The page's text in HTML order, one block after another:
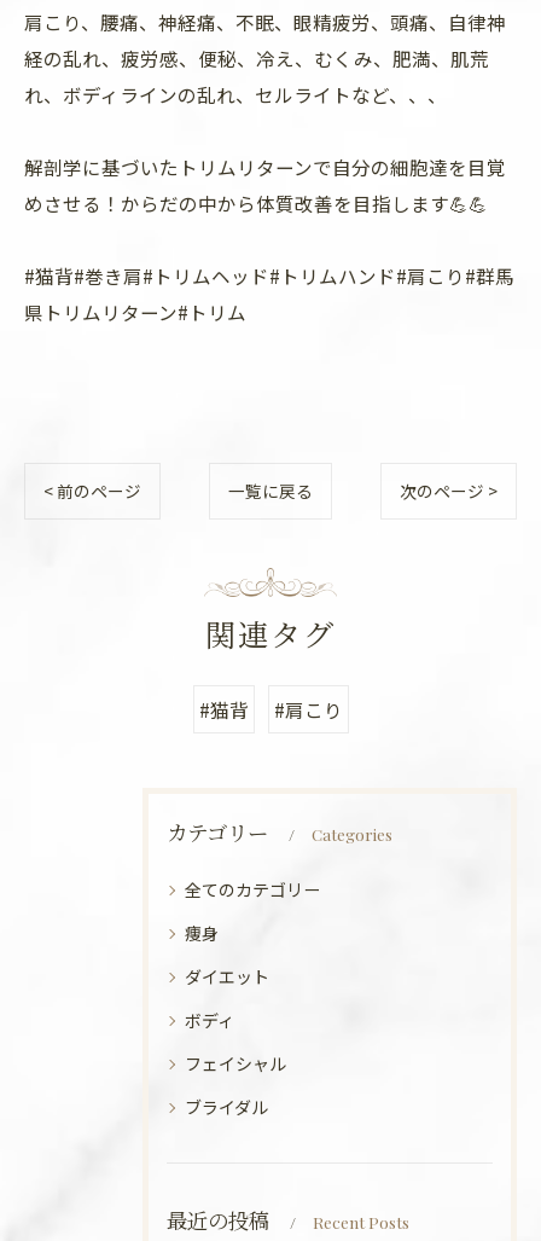
肩こり、腰痛、神経痛、不眠、眼精疲労、頭痛、自律神
経の乱れ、疲労感、便秘、冷え、むくみ、肥満、肌荒
れ、ボディラインの乱れ、セルライトなど、、、
解剖学に基づいたトリムリターンで自分の細胞達を目覚
めさせる！からだの中から体質改善を目指します💪💪
#猫背#巻き肩#トリムヘッド#トリムハンド#肩こり#群馬
県トリムリターン#トリム
< 前のページ 一覧に戻る 次のページ >
関連タグ
#猫背 #肩こり
カテゴリー Categories
全てのカテゴリー
痩身
ダイエット
ボディ
フェイシャル
ブライダル
最近の投稿 Recent Posts